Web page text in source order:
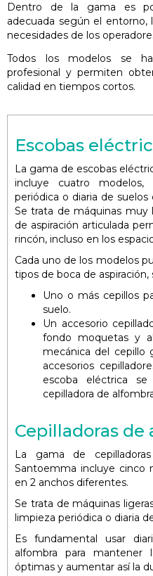
Dentro de la gama es
adecuada según el entorno,
necesidades de los
Todos los modelos se
profesional y permiten
calidad en tiempos cortos.
Escobas
La gama de escobas
incluye cuatro modelos,
periódica o diaria de
Se trata de máquinas muy
de aspiración articulada
rincón, incluso en los
Cada uno de los modelos
tipos de boca de
Uno o más cepillos
suelo.
Un accesorio
fondo moquetas y
mecánica del cepillo
accesorios
escoba eléctrica
cepilladora de
Cepilladoras de
La gama de
Santoemma incluye cinco
en 2 anchos diferentes.
Se trata de máquinas
limpieza periódica o diaria
Es fundamental usar
alfombra para mantener
óptimas y aumentar así la